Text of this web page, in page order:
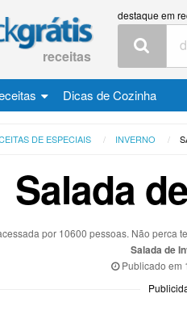
receitas
destaque em
Dicas de Cozinha
DE ESPECIAIS INVERNO
Salada
por 10600 pessoas. Não perca
Salada de
Publicado em